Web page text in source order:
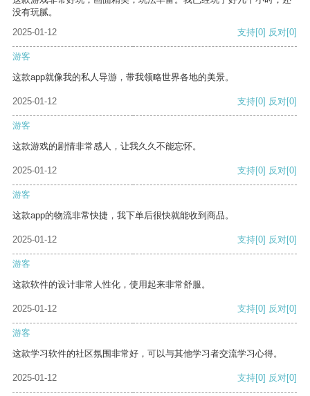
没有玩腻。
2025-01-12
支持[0] 反对[0]
游客
这款app就像我的私人导游，带我领略世界各地的美景。
2025-01-12 支持[0] 反对[0]
游客
这款游戏的剧情非常感人，让我久久不能忘怀。
2025-01-12 支持[0] 反对[0]
游客
这款app的物流非常快捷，我下单后很快就能收到商品。
2025-01-12 支持[0] 反对[0]
游客
这款软件的设计非常人性化，使用起来非常舒服。
2025-01-12 支持[0] 反对[0]
游客
这款学习软件的社区氛围非常好，可以与其他学习者交流学习心得。
2025-01-12 支持[0] 反对[0]